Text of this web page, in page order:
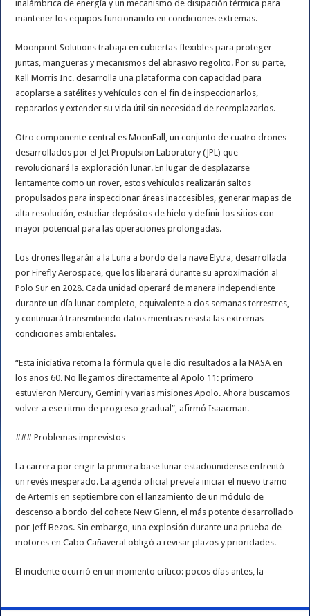
inalámbrica de energía y un mecanismo de disipación térmica para
mantener los equipos funcionando en condiciones extremas.
Moonprint Solutions trabaja en cubiertas flexibles para proteger
juntas, mangueras y mecanismos del abrasivo regolito. Por su parte,
Kall Morris Inc. desarrolla una plataforma con capacidad para
acoplarse a satélites y vehículos con el fin de inspeccionarlos,
repararlos y extender su vida útil sin necesidad de reemplazarlos.
Otro componente central es MoonFall, un conjunto de cuatro drones
desarrollados por el Jet Propulsion Laboratory (JPL) que
revolucionará la exploración lunar. En lugar de desplazarse
lentamente como un rover, estos vehículos realizarán saltos
propulsados para inspeccionar áreas inaccesibles, generar mapas de
alta resolución, estudiar depósitos de hielo y definir los sitios con
mayor potencial para las operaciones prolongadas.
Los drones llegarán a la Luna a bordo de la nave Elytra, desarrollada
por Firefly Aerospace, que los liberará durante su aproximación al
Polo Sur en 2028. Cada unidad operará de manera independiente
durante un día lunar completo, equivalente a dos semanas terrestres,
y continuará transmitiendo datos mientras resista las extremas
condiciones ambientales.
“Esta iniciativa retoma la fórmula que le dio resultados a la NASA en
los años 60. No llegamos directamente al Apolo 11: primero
estuvieron Mercury, Gemini y varias misiones Apolo. Ahora buscamos
volver a ese ritmo de progreso gradual”, afirmó Isaacman.
### Problemas imprevistos
La carrera por erigir la primera base lunar estadounidense enfrentó
un revés inesperado. La agenda oficial preveía iniciar el nuevo tramo
de Artemis en septiembre con el lanzamiento de un módulo de
descenso a bordo del cohete New Glenn, el más potente desarrollado
por Jeff Bezos. Sin embargo, una explosión durante una prueba de
motores en Cabo Cañaveral obligó a revisar plazos y prioridades.
El incidente ocurrió en un momento crítico: pocos días antes, la